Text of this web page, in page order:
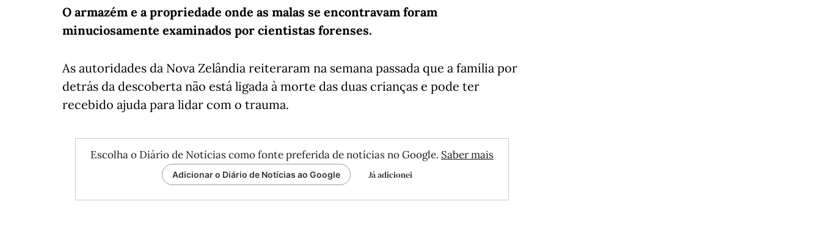
O armazém e a propriedade onde as malas se encontravam foram
minuciosamente examinados por cientistas forenses.
As autoridades da Nova Zelândia reiteraram na semana passada que a família por
detrás da descoberta não está ligada à morte das duas crianças e pode ter
recebido ajuda para lidar com o trauma.
Escolha o Diário de Notícias como fonte preferida de notícias no Google. Saber mais
Adicionar o Diário de Notícias ao Google Já adicionei